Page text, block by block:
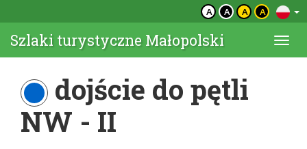
A A A A
Szlaki turystyczne Małopolski
dojście do pętli
NW - II